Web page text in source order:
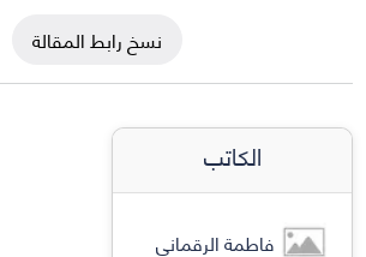
نسخ رابط المقالة
الكاتب
فاطمة الرقماني